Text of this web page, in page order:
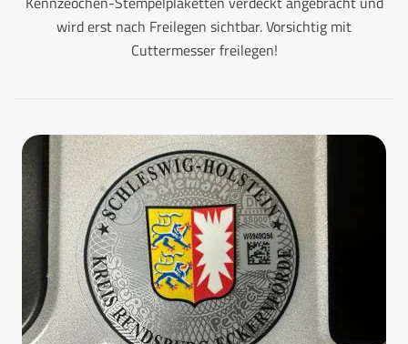
wird erst nach Freilegen sichtbar. Vorsichtig mit
Cuttermesser freilegen!